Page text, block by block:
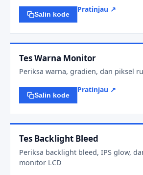
Salin kode
Pratinjau ↗
Tes Warna Monitor
Periksa warna, gradien, dan piksel
Salin kode
Pratinjau ↗
Tes Backlight Bleed
Periksa backlight bleed, IPS glow,
monitor LCD